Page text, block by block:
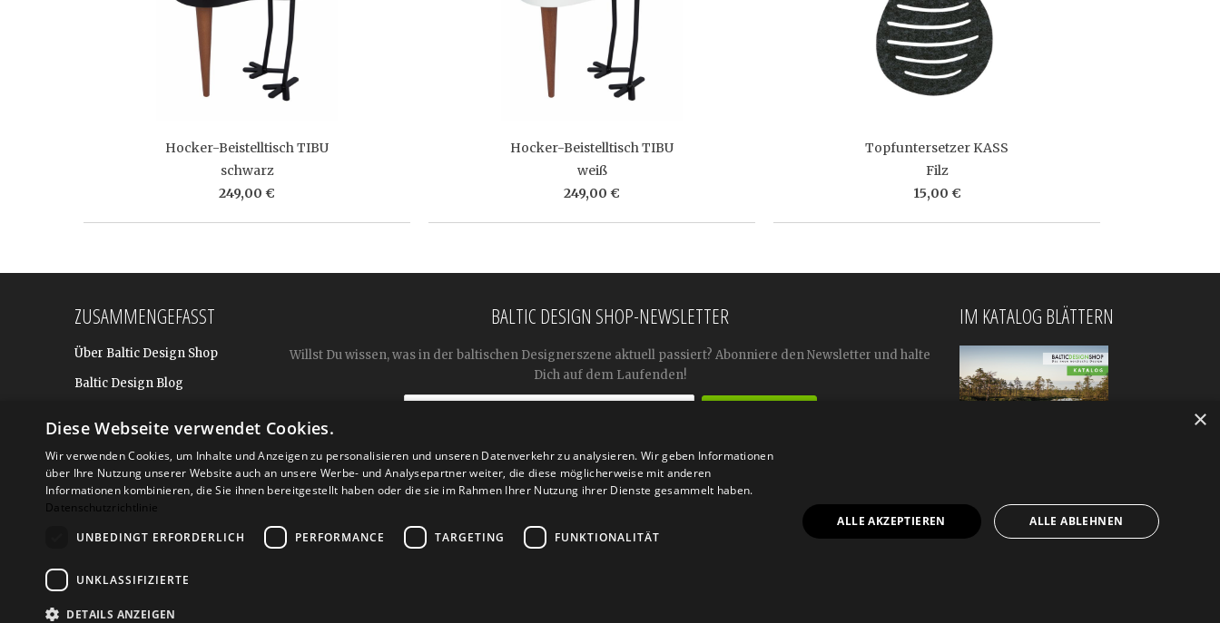
Hocker-Beistelltisch TIBU
schwarz
249,00 €
Hocker-Beistelltisch TIBU
weiß
249,00 €
Topfuntersetzer KASS
Filz
15,00 €
ZUSAMMENGEFASST
Über Baltic Design Shop
Baltic Design Blog
Für BtoB: Design Geschenke
Shop
BALTIC DESIGN SHOP-NEWSLETTER
Willst Du wissen, was in der baltischen Designerszene aktuell passiert? Abonniere den Newsletter und halte
Dich auf dem Laufenden!

IM KATALOG BLÄTTERN
×
Diese Webseite verwendet Cookies.
Wir verwenden Cookies, um Inhalte und Anzeigen zu personalisieren und unseren Datenverkehr zu analysieren. Wir geben Informationen
über Ihre Nutzung unserer Website auch an unsere Werbe- und Analysepartner weiter, die diese möglicherweise mit anderen
Informationen kombinieren, die Sie ihnen bereitgestellt haben oder die sie im Rahmen Ihrer Nutzung ihrer Dienste gesammelt haben.
Datenschutzrichtlinie
UNBEDINGT ERFORDERLICH
PERFORMANCE TARGETING FUNKTIONALITÄT
UNKLASSIFIZIERTE
DETAILS ANZEIGEN
ALLE AKZEPTIEREN ALLE ABLEHNEN